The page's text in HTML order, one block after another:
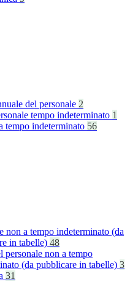
del personale 2
tempo indeterminato 1
tempo indeterminato 56
non a tempo indeterminato (da
in tabelle) 48
personale non a tempo
(da pubblicare in tabelle) 3
31